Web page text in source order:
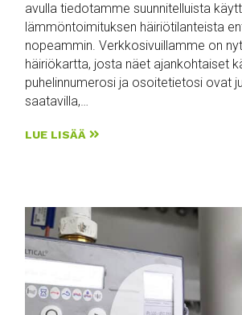
avulla tiedotamme suunnitelluista
lämmöntoimituksen häiriötilanteista
nopeammin. Verkkosivuillamme on
häiriökartta, josta näet ajankohtaiset
puhelinnumerosi ja osoitetietosi ovat
saatavilla,…
LUE LISÄÄ